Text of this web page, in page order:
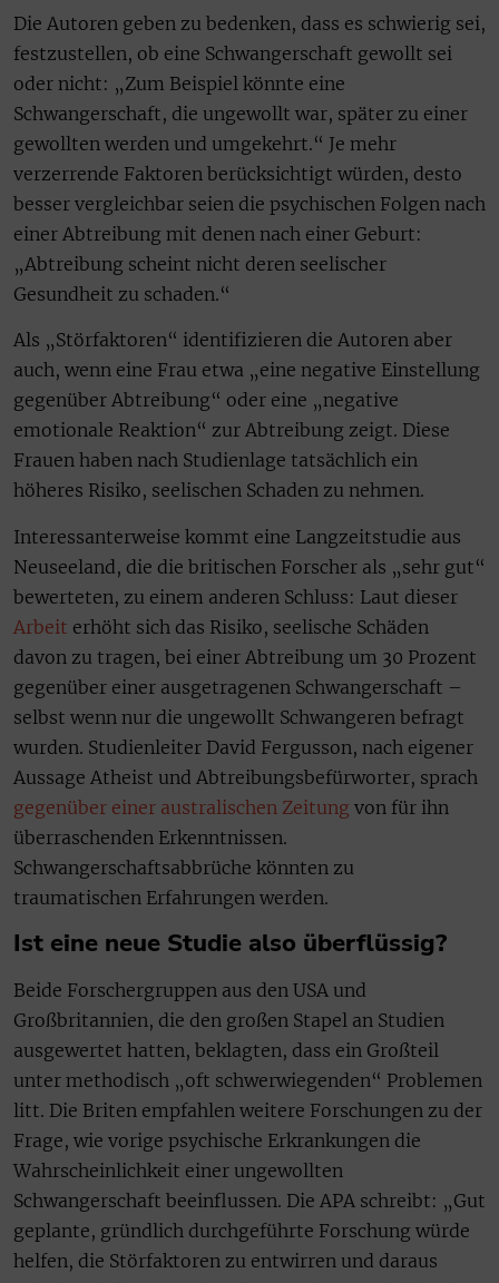
Die Autoren geben zu bedenken, dass es schwierig sei,
festzustellen, ob eine Schwangerschaft gewollt sei
oder nicht: „Zum Beispiel könnte eine
Schwangerschaft, die ungewollt war, später zu einer
gewollten werden und umgekehrt.“ Je mehr
verzerrende Faktoren berücksichtigt würden, desto
besser vergleichbar seien die psychischen Folgen nach
einer Abtreibung mit denen nach einer Geburt:
„Abtreibung scheint nicht deren seelischer
Gesundheit zu schaden.“
Als „Störfaktoren“ identifizieren die Autoren aber
auch, wenn eine Frau etwa „eine negative Einstellung
gegenüber Abtreibung“ oder eine „negative
emotionale Reaktion“ zur Abtreibung zeigt. Diese
Frauen haben nach Studienlage tatsächlich ein
höheres Risiko, seelischen Schaden zu nehmen.
Interessanterweise kommt eine Langzeitstudie aus
Neuseeland, die die britischen Forscher als „sehr gut“
bewerteten, zu einem anderen Schluss: Laut dieser
Arbeit erhöht sich das Risiko, seelische Schäden
davon zu tragen, bei einer Abtreibung um 30 Prozent
gegenüber einer ausgetragenen Schwangerschaft –
selbst wenn nur die ungewollt Schwangeren befragt
wurden. Studienleiter David Fergusson, nach eigener
Aussage Atheist und Abtreibungsbefürworter, sprach
gegenüber einer australischen Zeitung von für ihn
überraschenden Erkenntnissen.
Schwangerschaftsabbrüche könnten zu
traumatischen Erfahrungen werden.
Ist eine neue Studie also überflüssig?
Beide Forschergruppen aus den USA und
Großbritannien, die den großen Stapel an Studien
ausgewertet hatten, beklagten, dass ein Großteil
unter methodisch „oft schwerwiegenden“ Problemen
litt. Die Briten empfahlen weitere Forschungen zu der
Frage, wie vorige psychische Erkrankungen die
Wahrscheinlichkeit einer ungewollten
Schwangerschaft beeinflussen. Die APA schreibt: „Gut
geplante, gründlich durchgeführte Forschung würde
helfen, die Störfaktoren zu entwirren und daraus